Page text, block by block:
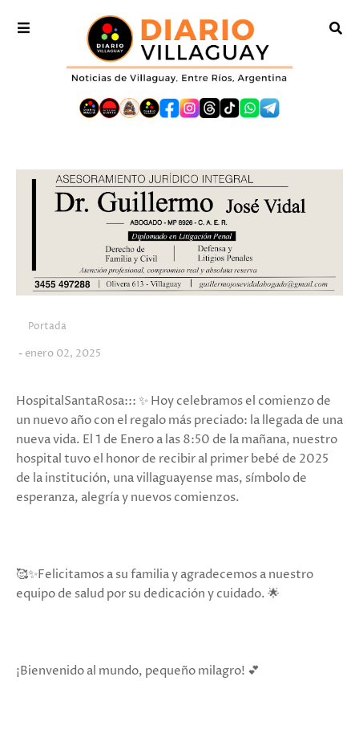
Portada
enero 02, 2025
HospitalSantaRosa::: ✨️ Hoy celebramos el comienzo de
un nuevo año con el regalo más preciado: la llegada de una
nueva vida. El 1 de Enero a las 8:50 de la mañana, nuestro
hospital tuvo el honor de recibir al primer bebé de 2025
de la institución, una villaguayense mas, símbolo de
esperanza, alegría y nuevos comienzos.
🥰✨️Felicitamos a su familia y agradecemos a nuestro
equipo de salud por su dedicación y cuidado. 🌟
¡Bienvenido al mundo, pequeño milagro! 💕